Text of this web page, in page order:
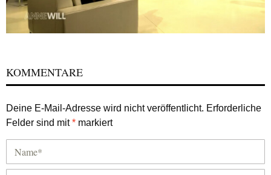
KOMMENTARE
Deine E-Mail-Adresse wird nicht veröffentlicht. Erforderliche
Felder sind mit* markiert